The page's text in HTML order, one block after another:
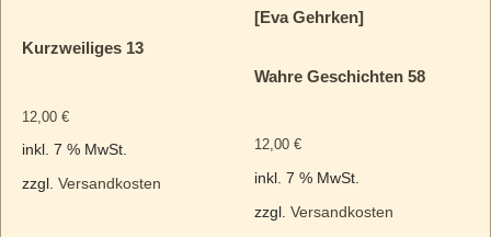
Kurzweiliges 13
12,00 €
inkl. 7 % MwSt.
zzgl. Versandkosten
[Eva Gehrken]
Wahre Geschichten 58
12,00€
inkl. 7 % MwSt.
zzgl.Versandkosten